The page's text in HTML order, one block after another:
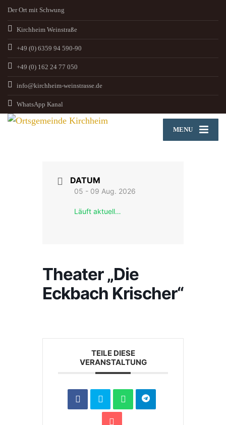
Der Ort mit Schwung
Kirchheim Weinstraße
+49 (0) 6359 94 590-90
+49 (0) 162 24 77 050
info@kirchheim-weinstrasse.de
WhatsApp Kanal
MENU
DATUM
05 - 09 Aug. 2026
Läuft aktuell…
Theater „Die
Eckbach Krischer“
TEILE DIESE
VERANSTALTUNG